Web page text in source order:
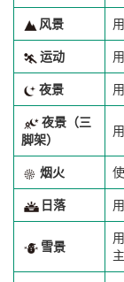
风景
运动
夜景
夜景（三
脚架）
烟火
日落
雪景